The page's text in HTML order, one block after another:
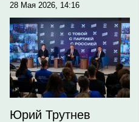
28 Мая 2026, 14:16
Юрий Трутнев